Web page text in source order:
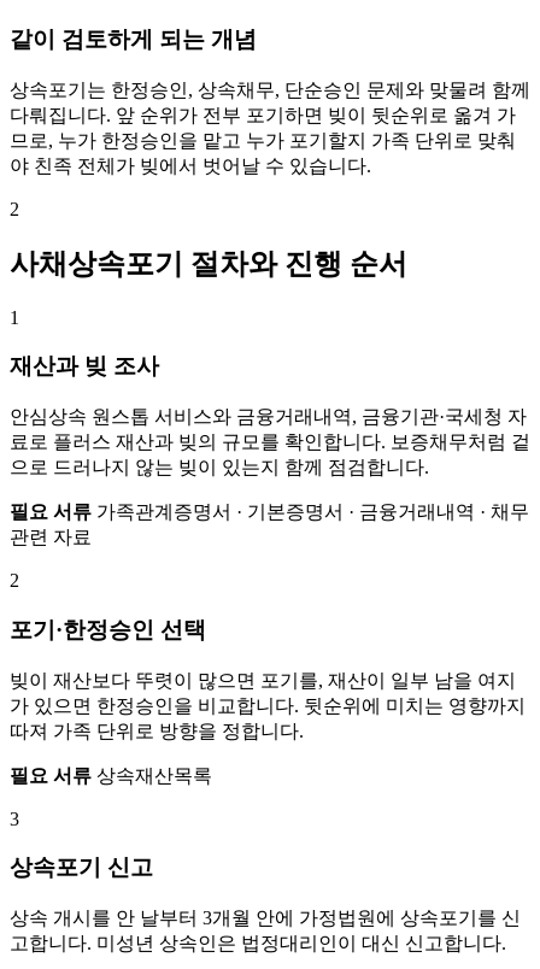
같이 검토하게 되는 개념
상속포기는 한정승인, 상속채무, 단순승인 문제와 맞물려 함께
다뤄집니다. 앞 순위가 전부 포기하면 빚이 뒷순위로 옮겨 가
므로, 누가 한정승인을 맡고 누가 포기할지 가족 단위로 맞춰
야 친족 전체가 빚에서 벗어날 수 있습니다.
2
사채상속포기 절차와 진행 순서
1
재산과 빚 조사
안심상속 원스톱 서비스와 금융거래내역, 금융기관·국세청 자
료로 플러스 재산과 빚의 규모를 확인합니다. 보증채무처럼 겉
으로 드러나지 않는 빚이 있는지 함께 점검합니다.
필요 서류 가족관계증명서 · 기본증명서 · 금융거래내역 · 채무
관련 자료
2
포기·한정승인 선택
빚이 재산보다 뚜렷이 많으면 포기를, 재산이 일부 남을 여지
가 있으면 한정승인을 비교합니다. 뒷순위에 미치는 영향까지
따져 가족 단위로 방향을 정합니다.
필요 서류 상속재산목록
3
상속포기 신고
상속 개시를 안 날부터 3개월 안에 가정법원에 상속포기를 신
고합니다. 미성년 상속인은 법정대리인이 대신 신고합니다.